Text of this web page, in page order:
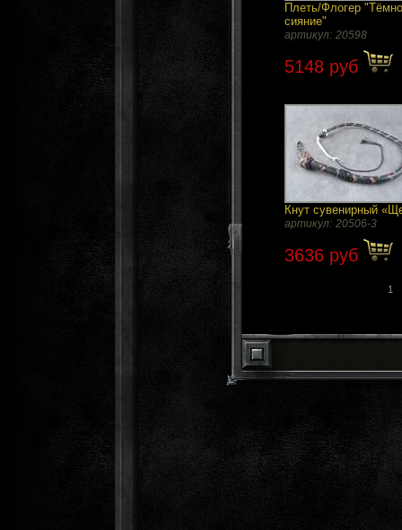
Плеть/Флогер
сияние"
артикул: 20598
5148 руб
Кнут сувенирный
артикул: 20506-3
3636 руб
1